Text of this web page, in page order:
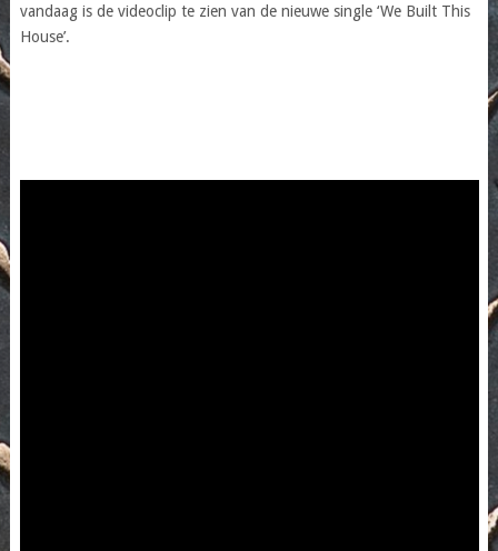
vandaag is de videoclip te zien van de nieuwe single ‘We Built This
House’.